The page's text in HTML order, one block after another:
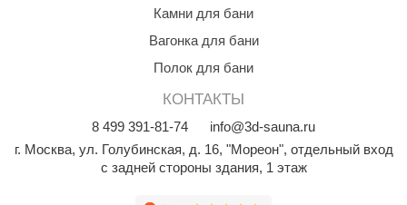
Камни для бани
Вагонка для бани
Полок для бани
КОНТАКТЫ
8 499 391-81-74
info@3d-sauna.ru
г. Москва, ул. Голубинская, д. 16, "Мореон", отдельный вход
с задней стороны здания, 1 этаж